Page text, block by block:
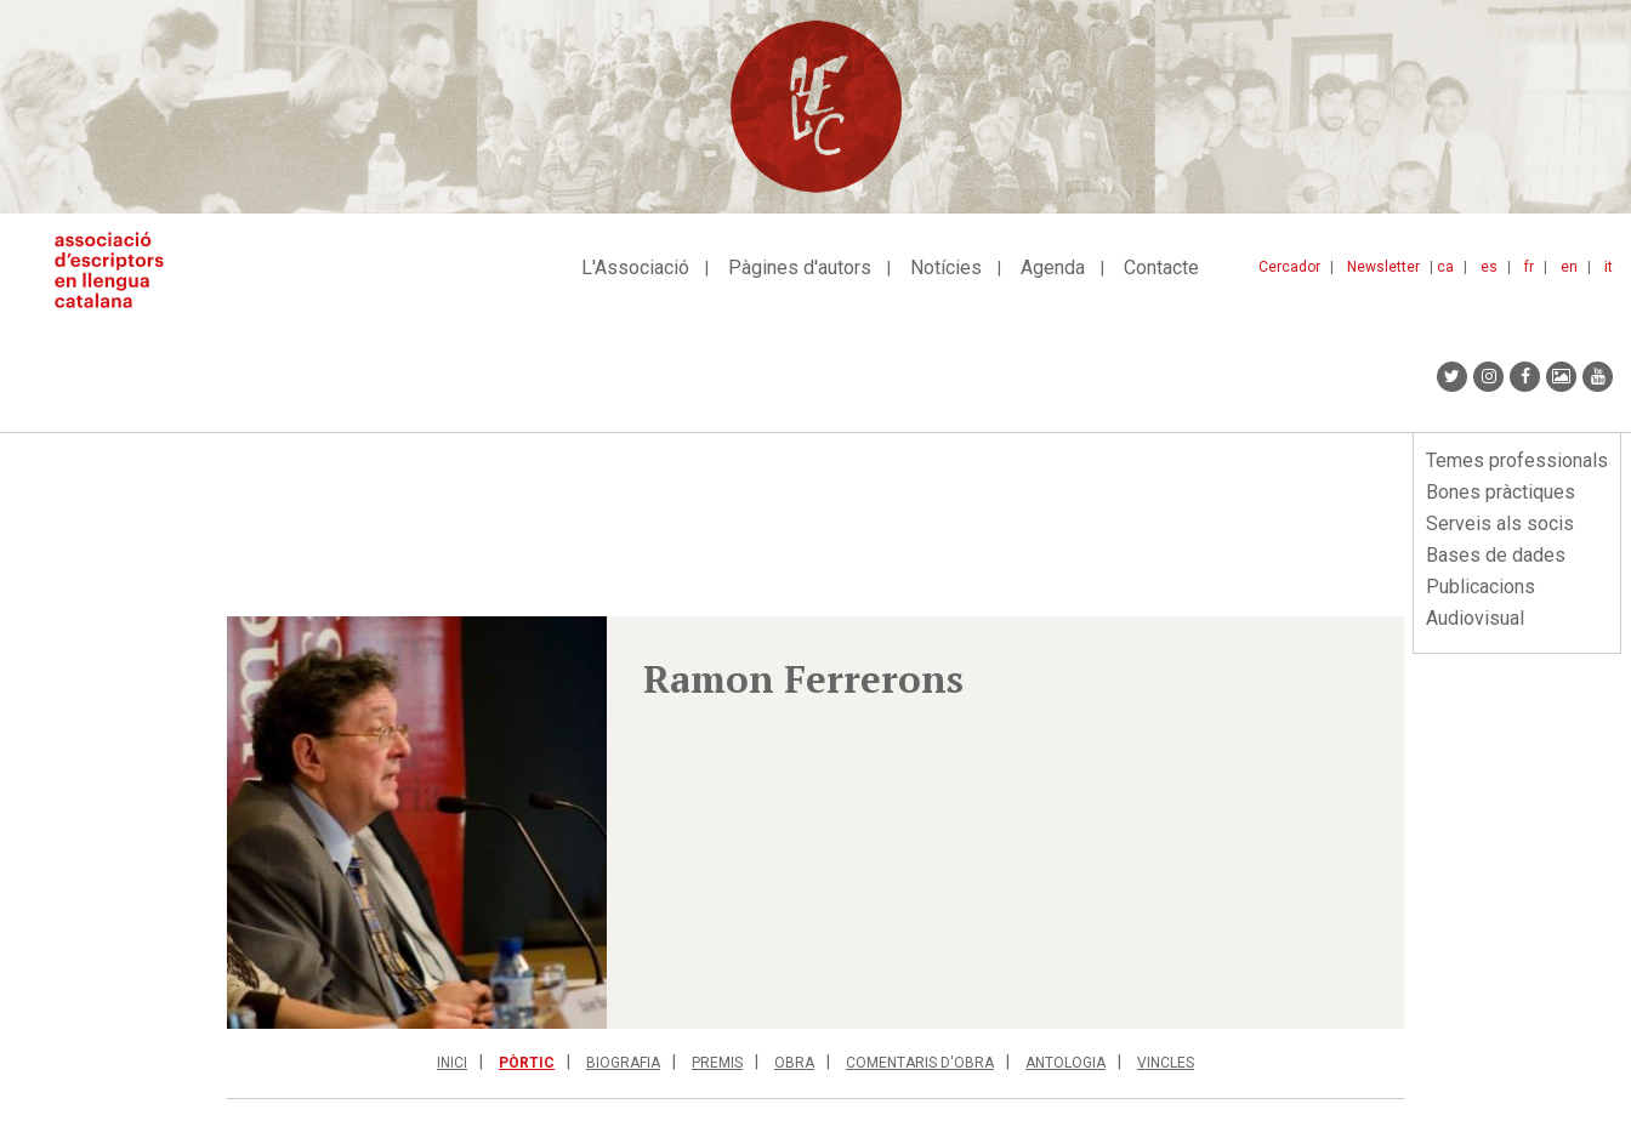
contingut
ca es fr en it
Cercador Newsletter
L'Associació Pàgines d'autors Notícies Agenda Contacte
Menu
lateral
Temes professionals
Bones pràctiques
Serveis als socis
Bases de dades
Publicacions
Audiovisual
Ramon Ferrerons
INICI PÒRTIC BIOGRAFIA PREMIS OBRA COMENTARIS D'OBRA ANTOLOGIA VINCLES